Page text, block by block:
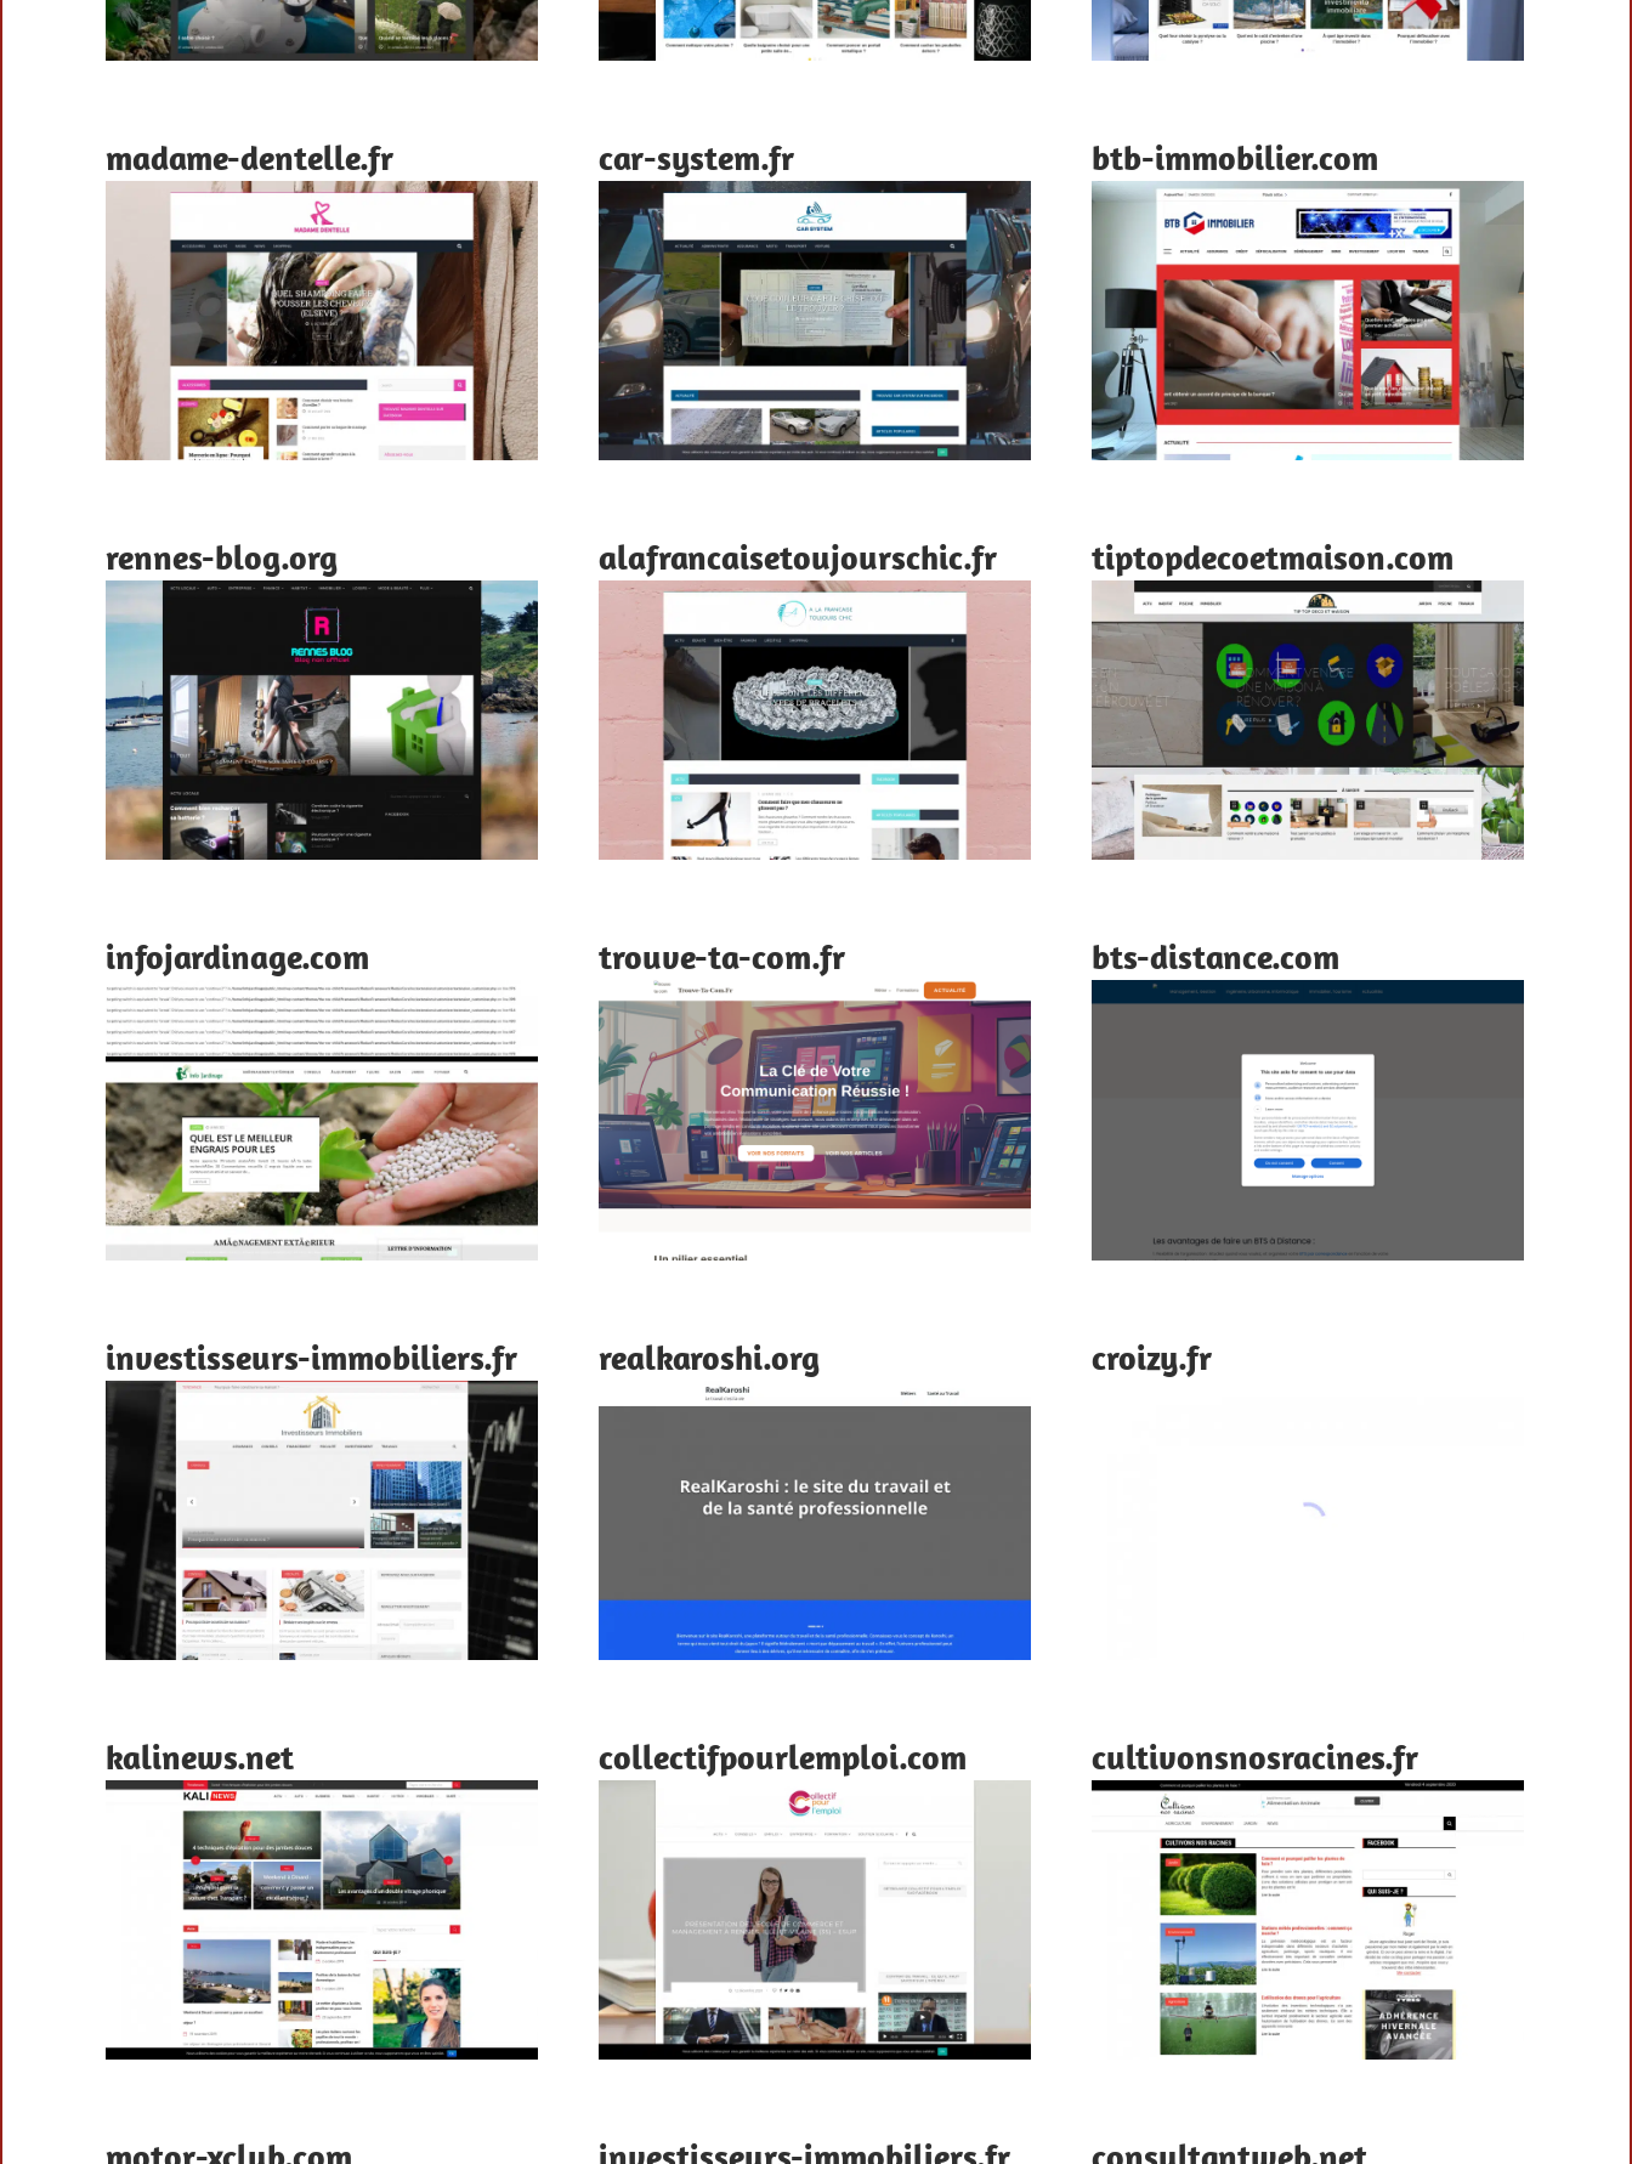
madame-dentelle.fr car-system.fr btb-immobilier.com
rennes-blog.org alafrancaisetoujourschic.fr tiptopdecoetmaison.com
infojardinage.com trouve-ta-com.fr bts-distance.com
investisseurs-immobiliers.fr realkaroshi.org croizy.fr
kalinews.net collectifpourlemploi.com cultivonsnosracines.fr